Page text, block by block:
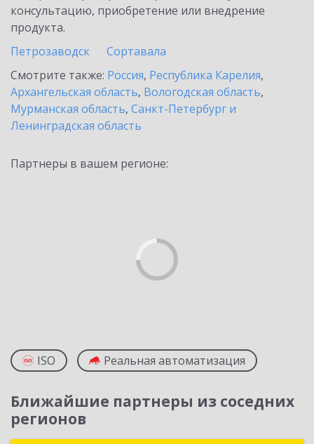
консультацию, приобретение или внедрение
продукта.
Петрозаводск
Сортавала
Смотрите также: Россия, Республика Карелия,
Архангельская область, Вологодская область,
Мурманская область, Санкт-Петербург и
Ленинградская область
Партнеры в вашем регионе:
ISO Реальная автоматизация
Ближайшие партнеры из соседних
регионов